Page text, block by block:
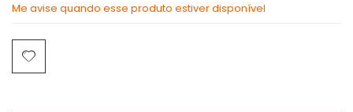
Me avise quando esse produto estiver disponível